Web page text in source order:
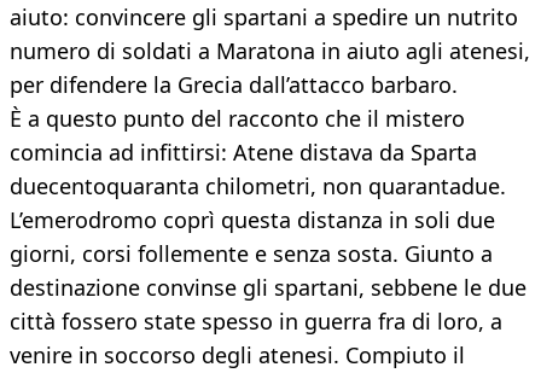
aiuto: convincere gli spartani a spedire un nutrito
numero di soldati a Maratona in aiuto agli atenesi,
per difendere la Grecia dall’attacco barbaro.
È a questo punto del racconto che il mistero
comincia ad infittirsi: Atene distava da Sparta
duecentoquaranta chilometri, non quarantadue.
L’emerodromo coprì questa distanza in soli due
giorni, corsi follemente e senza sosta. Giunto a
destinazione convinse gli spartani, sebbene le due
città fossero state spesso in guerra fra di loro, a
venire in soccorso degli atenesi. Compiuto il